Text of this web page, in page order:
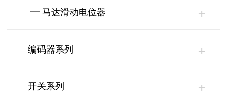
━ 马达滑动电位器 +
编码器系列 +
开关系列 +